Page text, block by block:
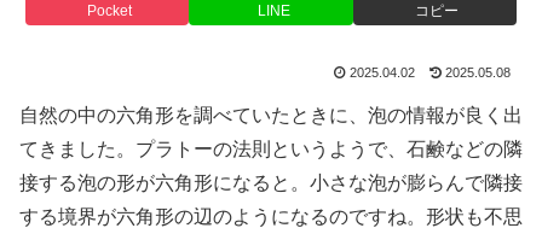
Pocket LINE コピー
2025.04.02 2025.05.08
自然の中の六角形を調べていたときに、泡の情報が良く出
てきました。プラトーの法則というようで、石鹸などの隣
接する泡の形が六角形になると。小さな泡が膨らんで隣接
する境界が六角形の辺のようになるのですね。形状も不思